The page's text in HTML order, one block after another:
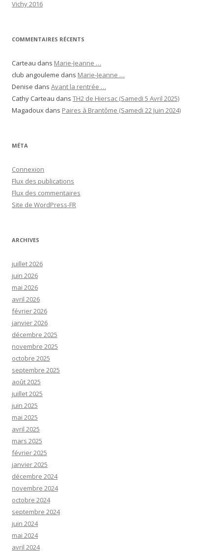
Vichy 2016
COMMENTAIRES RÉCENTS
Carteau dans Marie-Jeanne …
club angouleme dans Marie-Jeanne …
Denise dans Avant la rentrée …
Cathy Carteau dans TH2 de Hiersac (Samedi 5 Avril 2025)
Magadoux dans Paires à Brantôme (Samedi 22 Juin 2024)
MÉTA
Connexion
Flux des publications
Flux des commentaires
Site de WordPress-FR
ARCHIVES
juillet 2026
juin 2026
mai 2026
avril 2026
février 2026
janvier 2026
décembre 2025
novembre 2025
octobre 2025
septembre 2025
août 2025
juillet 2025
juin 2025
mai 2025
avril 2025
mars 2025
février 2025
janvier 2025
décembre 2024
novembre 2024
octobre 2024
septembre 2024
juin 2024
mai 2024
avril 2024